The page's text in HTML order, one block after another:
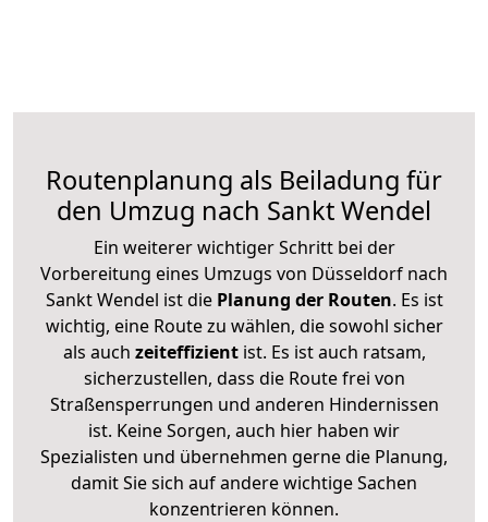
Routenplanung als Beiladung für
den Umzug nach Sankt Wendel
Ein weiterer wichtiger Schritt bei der
Vorbereitung eines Umzugs von Düsseldorf nach
Sankt Wendel ist diePlanung der Routen. Es ist
wichtig, eine Route zu wählen, die sowohl sicher
als auch zeiteffizientist. Es ist auch ratsam,
sicherzustellen, dass die Route frei von
Straßensperrungen und anderen Hindernissen
ist. Keine Sorgen, auch hier haben wir
Spezialisten und übernehmen gerne die Planung,
damit Sie sich auf andere wichtige Sachen
konzentrieren können.